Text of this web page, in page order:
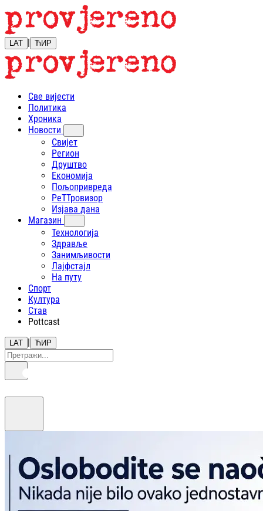
LAT | ЋИР
Све вијести
Политика
Хроника
Новости
Свијет
Регион
Друштво
Економија
Пољопривреда
РеТТровизор
Изјава дана
Магазин
Технологија
Здравље
Занимљивости
Лајфстajл
На путу
Спорт
Култура
Став
Pottcast
LAT | ЋИР